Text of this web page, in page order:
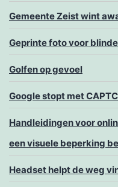
Gemeente Zeist wint
Geprinte foto voor
Golfen op gevoel
Google stopt met
Handleidingen voor
een visuele beperking
Headset helpt de weg